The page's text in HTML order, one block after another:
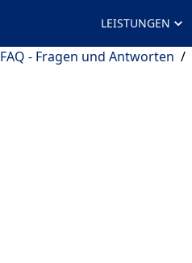
LEISTUNGEN
FAQ - Fragen und Antworten /